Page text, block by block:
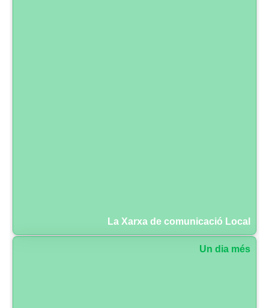
La Xarxa de comunicació Local
Un dia més